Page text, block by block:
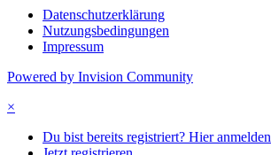
Datenschutzerklärung
Nutzungsbedingungen
Impressum
Powered by Invision Community
×
Du bist bereits registriert? Hier anmelden